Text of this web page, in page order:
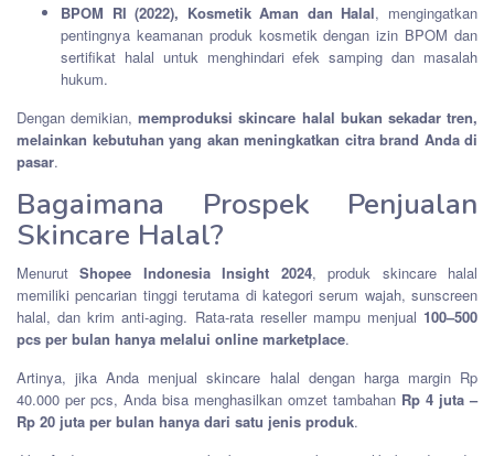
BPOM RI (2022), Kosmetik Aman dan Halal, mengingatkan
pentingnya keamanan produk kosmetik dengan izin BPOM dan
sertifikat halal untuk menghindari efek samping dan masalah
hukum.
Dengan demikian,memproduksi skincare halal bukan sekadar tren,
melainkan kebutuhan yang akan meningkatkan citra brand Anda di
pasar.
Bagaimana Prospek Penjualan
Skincare Halal?
MenurutShopee Indonesia Insight 2024, produk skincare halal
memiliki pencarian tinggi terutama di kategori serum wajah, sunscreen
halal, dan krim anti-aging. Rata-rata reseller mampu menjual 100–500
pcs per bulan hanya melalui online marketplace.
Artinya, jika Anda menjual skincare halal dengan harga margin Rp
40.000 per pcs, Anda bisa menghasilkan omzet tambahan Rp 4 juta –
Rp 20 juta per bulan hanya dari satu jenis produk.